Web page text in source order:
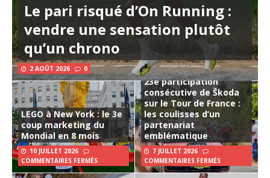
Le pari risqué d’On Running :
vendre une sensation plutôt
qu’un chrono
2 AOÛT 2026 0
LEGO à New York : le 3e
coup marketing du
Mondial en 8 mois
10 JUILLET 2026
COMMENTAIRES FERMÉS
23e participation
consécutive de Škoda
sur le Tour de France :
les coulisses d’un
partenariat
emblématique
7 JUILLET 2026
COMMENTAIRES FERMÉS